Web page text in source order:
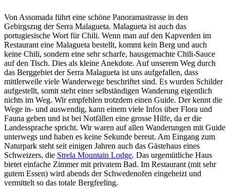
Von Assomada führt eine schöne Panoramastrasse in den
Gebirgszug der Serra Malagueta. Malagueta ist auch das
portugiesische Wort für Chili. Wenn man auf den Kapverden im
Restaurant eine Malagueta bestellt, kommt kein Berg und auch
keine Chili, sondern eine sehr scharfe, hausgemachte Chili-Sauce
auf den Tisch. Dies als kleine Anekdote. Auf unserem Weg durch
das Berggebiet der Serra Malagueta ist uns aufgefallen, dass
mittlerweile viele Wanderwege beschriftet sind. Es wurden Schilder
aufgestellt, somit steht einer selbständigen Wanderung eigentlich
nichts im Weg. Wir empfehlen trotzdem einen Guide. Der kennt die
Wege in- und auswendig, kann einem viele Infos über Flora und
Fauna geben und ist bei Notfällen eine grosse Hilfe, da er die
Landessprache spricht. Wir waren auf allen Wanderungen mit Guide
unterwegs und haben es keine Sekunde bereut. Am Eingang zum
Naturpark steht seit einigen Jahren auch das Gästehaus eines
Schweizers, die Strela Mountain Lodge. Das urgemütliche Haus
bietet einfache Zimmer mit privatem Bad. Im Restaurant (mit sehr
gutem Essen) wird abends der Schwedenofen eingeheizt und
vermittelt so das totale Bergfeeling.